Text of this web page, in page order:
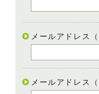
メールアドレス
メールアドレス